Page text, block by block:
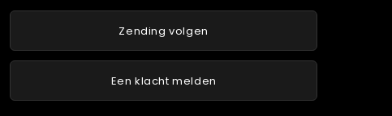
Zending volgen
Een klacht melden